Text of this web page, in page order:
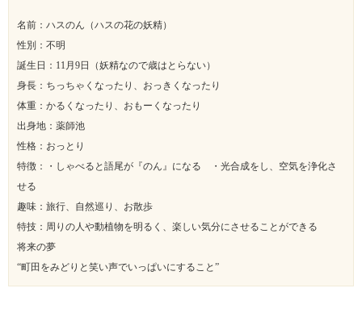
名前：ハスのん（ハスの花の妖精）
性別：不明
誕生日：11月9日（妖精なので歳はとらない）
身長：ちっちゃくなったり、おっきくなったり
体重：かるくなったり、おもーくなったり
出身地：薬師池
性格：おっとり
特徴：・しゃべると語尾が『のん』になる ・光合成をし、空気を浄化さ
せる
趣味：旅行、自然巡り、お散歩
特技：周りの人や動植物を明るく、楽しい気分にさせることができる
将来の夢
“町田をみどりと笑い声でいっぱいにすること”